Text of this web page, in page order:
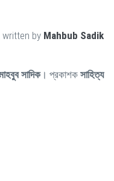
by Mahbub Sadik
সাদিক। প্রকাশক সাহিত্য